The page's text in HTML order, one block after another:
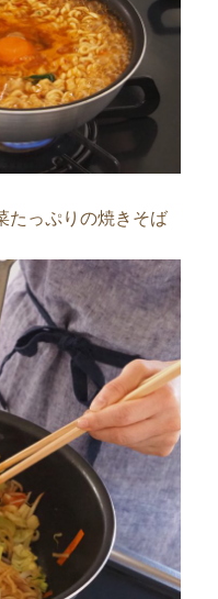
たっぷりの焼きそば